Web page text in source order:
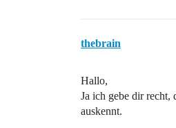
thebrain
Hallo,
Ja ich gebe dir recht,
auskennt.